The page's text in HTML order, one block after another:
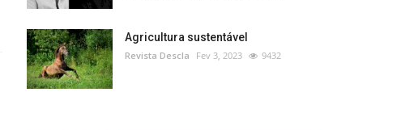
Agricultura sustentável
Revista Descla Fev 3, 2023 9432